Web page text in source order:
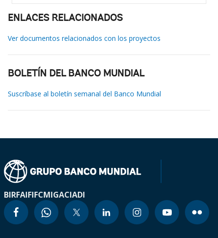
ENLACES RELACIONADOS
Ver documentos relacionados con los proyectos
BOLETÍN DEL BANCO MUNDIAL
Suscríbase al boletín semanal del Banco Mundial
BIRFAIFIFCMIGACIADI